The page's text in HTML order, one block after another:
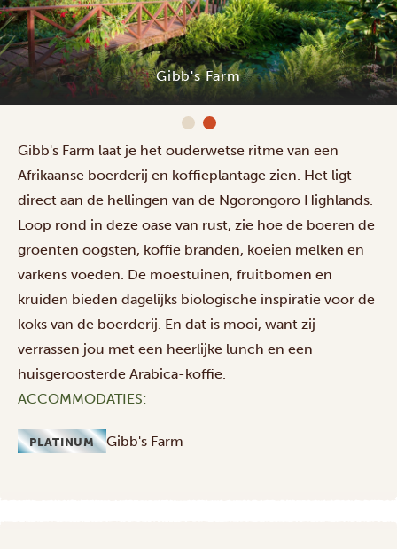
Gibb's Farm
Gibb's Farm laat je het ouderwetse ritme van een
Afrikaanse boerderij en koffieplantage zien. Het ligt
direct aan de hellingen van de Ngorongoro Highlands.
Loop rond in deze oase van rust, zie hoe de boeren de
groenten oogsten, koffie branden, koeien melken en
varkens voeden. De moestuinen, fruitbomen en
kruiden bieden dagelijks biologische inspiratie voor de
koks van de boerderij. En dat is mooi, want zij
verrassen jou met een heerlijke lunch en een
huisgeroosterde Arabica-koffie.
ACCOMMODATIES:
PLATINUM Gibb's Farm